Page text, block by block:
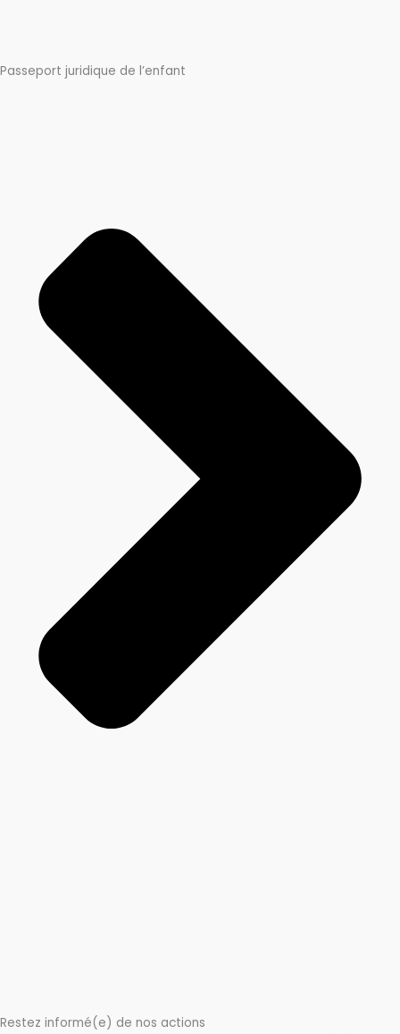
Passeport juridique de l’enfant
Restez informé(e) de nos actions